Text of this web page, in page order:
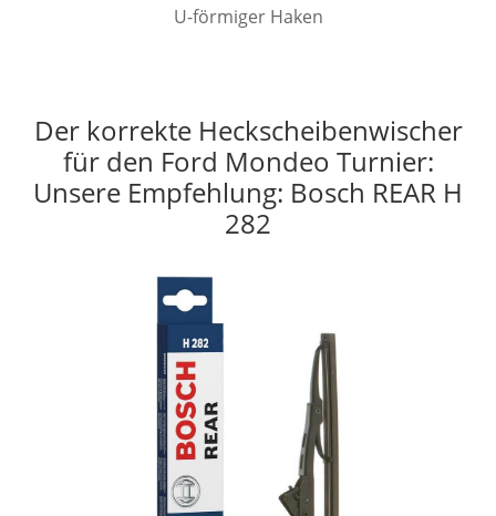
U-förmiger Haken
Der korrekte Heckscheibenwischer
für den Ford Mondeo Turnier:
Unsere Empfehlung: Bosch REAR H
282